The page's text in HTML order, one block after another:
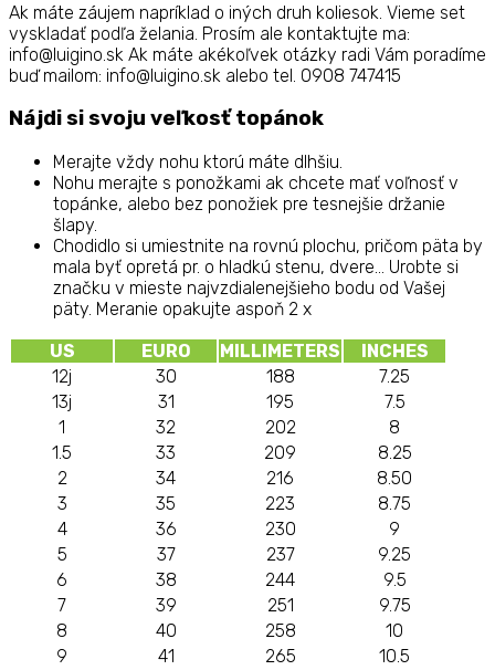
Ak máte záujem napríklad o iných druh koliesok. Vieme set
vyskladať podľa želania. Prosím ale kontaktujte ma:
info@luigino.sk Ak máte akékoľvek otázky radi Vám poradíme
buď mailom: info@luigino.sk alebo tel. 0908 747415
Nájdi si svoju veľkosť topánok
Merajte vždy nohu ktorú máte dlhšiu.
Nohu merajte s ponožkami ak chcete mať voľnosť v
topánke, alebo bez ponožiek pre tesnejšie držanie
šlapy.
Chodidlo si umiestnite na rovnú plochu, pričom päta by
mala byť opretá pr. o hladkú stenu, dvere... Urobte si
značku v mieste najvzdialenejšieho bodu od Vašej
päty. Meranie opakujte aspoň 2 x
US
EURO MILLIMETERS
INCHES
12j
30 188
7.25
13j
31 195
7.5
1
32 202
8
1.5
33 209
8.25
2
34 216
8.50
3
35 223
8.75
4
36 230
9
5
37 237
9.25
6
38 244
9.5
7
39 251
9.75
8
40 258
10
9
41 265
10.5